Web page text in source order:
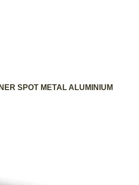
AL CARRITO
SPOT METAL ALUMINIUM